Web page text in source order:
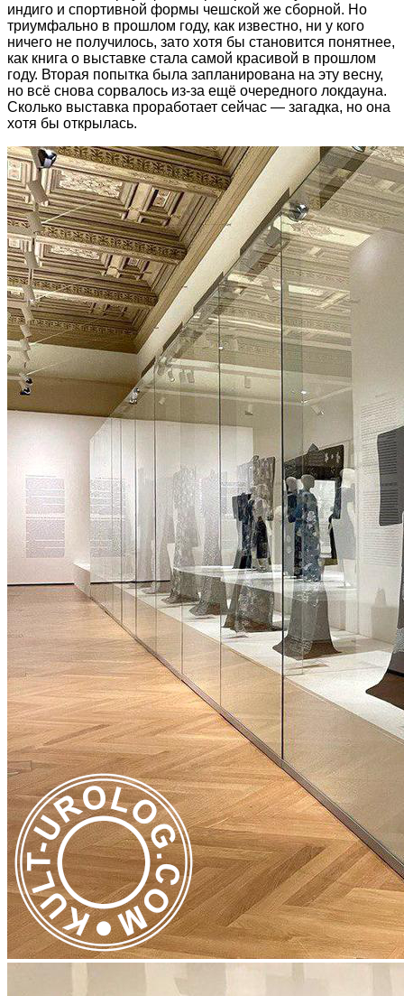
индиго и спортивной формы чешской же сборной. Но
триумфально в прошлом году, как известно, ни у кого
ничего не получилось, зато хотя бы становится понятнее,
как книга о выставке стала самой красивой в прошлом
году. Вторая попытка была запланирована на эту весну,
но всё снова сорвалось из-за ещё очередного локдауна.
Сколько выставка проработает сейчас — загадка, но она
хотя бы открылась.